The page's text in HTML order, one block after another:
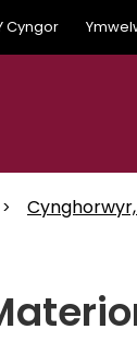
Cyngor